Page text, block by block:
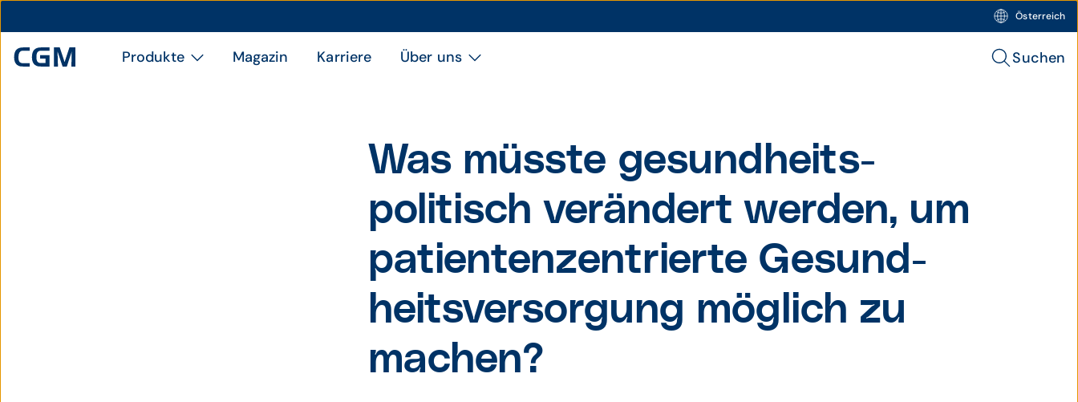
Österreich
Produkte Magazin Karriere Über uns Suchen
Was müsste gesund­heits­
politisch verändert werden, um
patienten­zen­trierte Gesund­
heits­ver­sor­gung möglich zu
machen?